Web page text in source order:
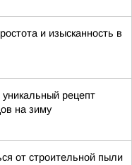
и изысканность в
рецепт
на зиму
от строительной пыли